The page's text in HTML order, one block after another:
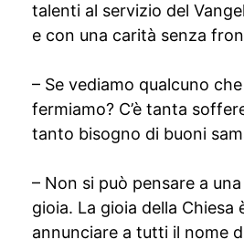
talenti al servizio del
e con una carità senza
– Se vediamo qualcuno
fermiamo? C’è tanta
tanto bisogno di buoni
– Non si può pensare a
gioia. La gioia della Chiesa
annunciare a tutti il nome